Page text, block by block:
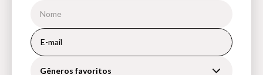
Gêneros favoritos